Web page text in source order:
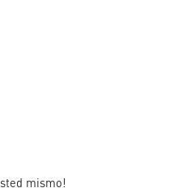
mismo!